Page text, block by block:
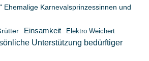
Ehemalige Karnevalsprinzessinnen und
Einsamkeit Elektro Weichert
Unterstützung bedürftiger